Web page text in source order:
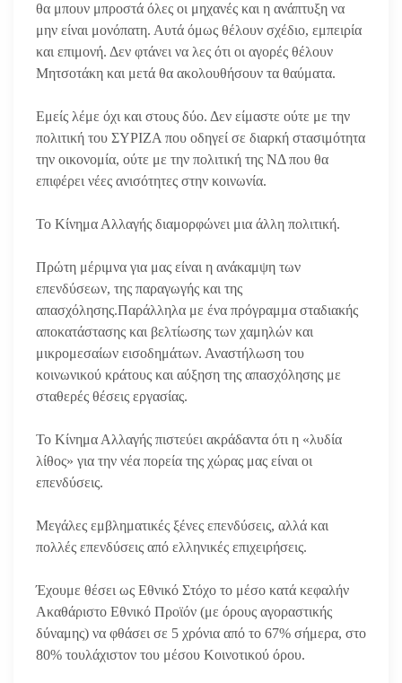
θα μπουν μπροστά όλες οι μηχανές και η ανάπτυξη να
μην είναι μονόπατη. Αυτά όμως θέλουν σχέδιο, εμπειρία
και επιμονή. Δεν φτάνει να λες ότι οι αγορές θέλουν
Μητσοτάκη και μετά θα ακολουθήσουν τα θαύματα.
Εμείς λέμε όχι και στους δύο. Δεν είμαστε ούτε με την
πολιτική του ΣΥΡΙΖΑ που οδηγεί σε διαρκή στασιμότητα
την οικονομία, ούτε με την πολιτική της ΝΔ που θα
επιφέρει νέες ανισότητες στην κοινωνία.
Το Κίνημα Αλλαγής διαμορφώνει μια άλλη πολιτική.
Πρώτη μέριμνα για μας είναι η ανάκαμψη των
επενδύσεων, της παραγωγής και της
απασχόλησης.Παράλληλα με ένα πρόγραμμα σταδιακής
αποκατάστασης και βελτίωσης των χαμηλών και
μικρομεσαίων εισοδημάτων. Αναστήλωση του
κοινωνικού κράτους και αύξηση της απασχόλησης με
σταθερές θέσεις εργασίας.
Το Κίνημα Αλλαγής πιστεύει ακράδαντα ότι η «λυδία
λίθος» για την νέα πορεία της χώρας μας είναι οι
επενδύσεις.
Μεγάλες εμβληματικές ξένες επενδύσεις, αλλά και
πολλές επενδύσεις από ελληνικές επιχειρήσεις.
Έχουμε θέσει ως Εθνικό Στόχο το μέσο κατά κεφαλήν
Ακαθάριστο Εθνικό Προϊόν (με όρους αγοραστικής
δύναμης) να φθάσει σε 5 χρόνια από το 67% σήμερα, στο
80% τουλάχιστον του μέσου Κοινοτικού όρου.